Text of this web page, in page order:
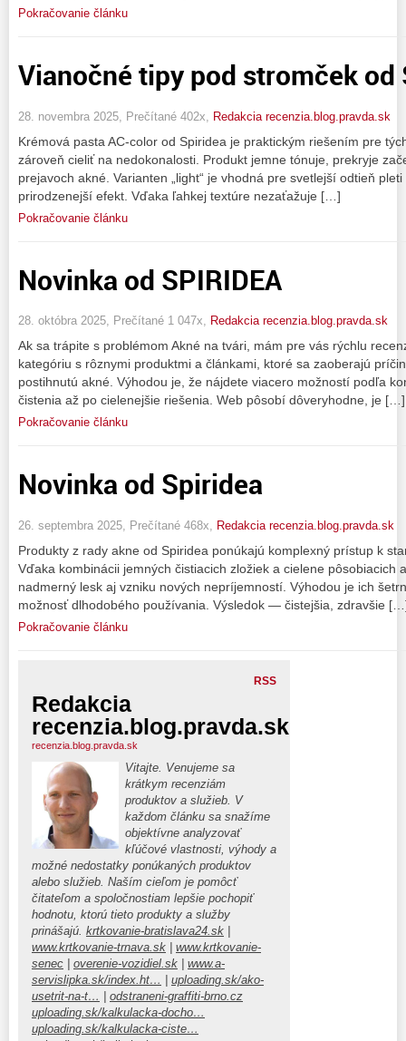
Pokračovanie článku
Vianočné tipy pod stromček od
28. novembra 2025, Prečítané 402x, Redakcia recenzia.blog.pravda.sk
Krémová pasta AC-color od Spiridea je praktickým riešením pre
zároveň cieliť na nedokonalosti. Produkt jemne tónuje, prekryje
prejavoch akné. Varianten „light“ je vhodná pre svetlejší odtieň
prirodzenejší efekt. Vďaka ľahkej textúre nezaťažuje […]
Pokračovanie článku
Novinka od SPIRIDEA
28. októbra 2025, Prečítané 1 047x, Redakcia recenzia.blog.pravda.sk
Ak sa trápite s problémom Akné na tvári, mám pre vás rýchlu
kategóriu s rôznymi produktmi a článkami, ktoré sa zaoberajú
postihnutú akné. Výhodou je, že nájdete viacero možností podľa
čistenia až po cielenejšie riešenia. Web pôsobí dôveryhodne, je […]
Pokračovanie článku
Novinka od Spiridea
26. septembra 2025, Prečítané 468x, Redakcia recenzia.blog.pravda.sk
Produkty z rady akne od Spiridea ponúkajú komplexný prístup k
Vďaka kombinácii jemných čistiacich zložiek a cielene pôsobiacich
nadmerný lesk aj vzniku nových nepríjemností. Výhodou je ich
možnosť dlhodobého používania. Výsledok — čistejšia, zdravšie
Pokračovanie článku
RSS
Redakcia
recenzia.blog.pravda.sk
recenzia.blog.pravda.sk
Vitajte. Venujeme sa
krátkym recenziám
produktov a služieb. V
každom článku sa snažíme
objektívne analyzovať
kľúčové vlastnosti, výhody a
možné nedostatky ponúkaných produktov
alebo služieb. Naším cieľom je pomôcť
čitateľom a spoločnostiam lepšie pochopiť
hodnotu, ktorú tieto produkty a služby
prinášajú. krtkovanie-bratislava24.sk
www.krtkovanie-trnava.sk
www.krtkovanie-
senec
overenie-vozidiel.sk
www.a-
servislipka.sk/index.ht…
uploading.sk/ako-
usetrit-na-t…
odstraneni-graffiti-brno.cz
uploading.sk/kalkulacka-docho…
uploading.sk/kalkulacka-ciste…